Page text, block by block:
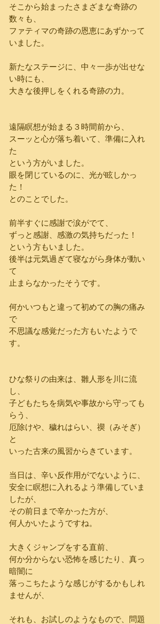
そこから始まったさまざまな奇跡の
数々も、
ファティマの奇跡の恩恵にあずかって
いました。
新たなステージに、中々一歩が出せな
い時にも、
大きな後押しをくれる奇跡の力。
遠隔瞑想が始まる３時間前から、
スーッと心が落ち着いて、準備に入れ
た
という方がいました。
眼を閉じているのに、光が眩しかっ
た！
とのことでした。
前半すぐに感謝で涙がでて、
ずっと感謝、感激の気持ちだった！
という方もいました。
後半は元気過ぎて寝ながら身体が動い
て
止まらなかったそうです。
何かいつもと違って初めての胸の痛み
で
不思議な感覚だった方もいたようで
す。
ひな祭りの由来は、雛人形を川に流
し、
子どもたちを病気や事故から守っても
らう、
厄除けや、穢れはらい、禊（みそぎ）
と
いった古来の風習からきています。
当日は、辛い反作用がでないように、
安全に瞑想に入れるよう準備していま
したが、
その前日まで辛かった方が、
何人かいたようですね。
大きくジャンプをする直前、
何か分からない恐怖を感じたり、真っ
暗闇に
落っこちたような感じがするかもしれ
ませんが、
それも、お試しのようなもので、問題